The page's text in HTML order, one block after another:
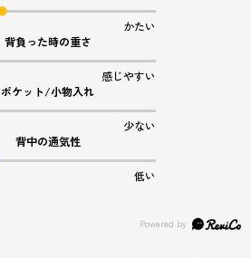
かたい
背負った時の重さ
感じやすい
ポケット/小物入れ
少ない
背中の通気性
低い